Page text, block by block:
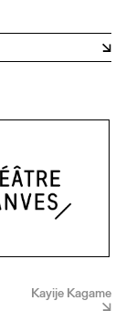
Kayije Kagame